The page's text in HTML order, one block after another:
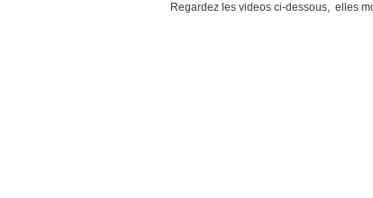
Regardez les videos ci-dessous, elles